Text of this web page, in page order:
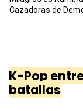
Cazadoras de
K-Pop
batallas